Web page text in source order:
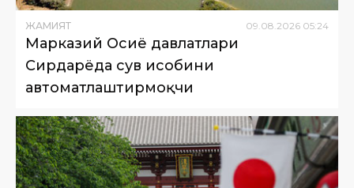
ЖАМИЯТ 09 08 2026 05:24
Марказий Осиё давлатлари
Сирдарёда сув ҳисобини
автоматлаштирмоқчи